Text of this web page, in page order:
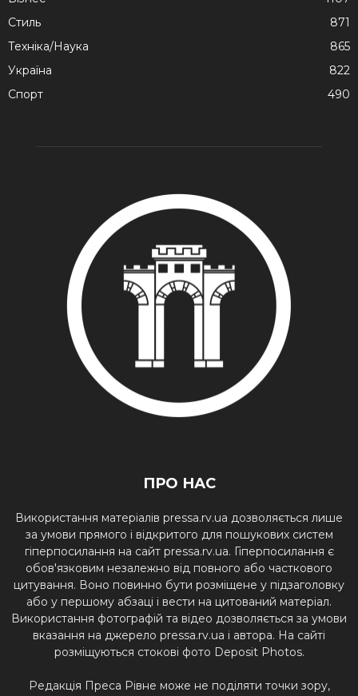
Стиль
871
Техніка/Наука
865
Україна
822
Спорт
490
ПРО НАС
Використання матеріалів pressa.rv.ua дозволяється лише
за умови прямого і відкритого для пошукових систем
гіперпосилання на сайт pressa.rv.ua. Гіперпосилання є
обов'язковим незалежно від повного або часткового
цитування. Воно повинно бути розміщене у підзаголовку
або у першому абзаці і вести на цитований матеріал.
Використання фотографій та відео дозволяється за умови
вказання на джерело pressa.rv.ua і автора. На сайті
розміщуються стокові фото Deposit Photos.
Редакція Преса Рівне може не поділяти точки зору,